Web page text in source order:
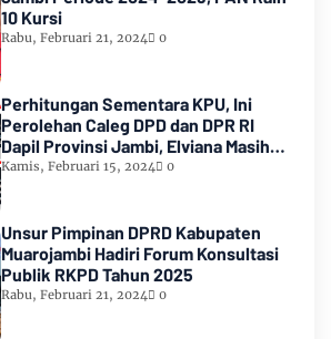
10 Kursi
Rabu, Februari 21, 2024 0
Perhitungan Sementara KPU, Ini
Perolehan Caleg DPD dan DPR RI
Dapil Provinsi Jambi, Elviana Masih
Urutan Kedua Teratas
Kamis, Februari 15, 2024 0
Unsur Pimpinan DPRD Kabupaten
Muarojambi Hadiri Forum Konsultasi
Publik RKPD Tahun 2025
Rabu, Februari 21, 2024 0